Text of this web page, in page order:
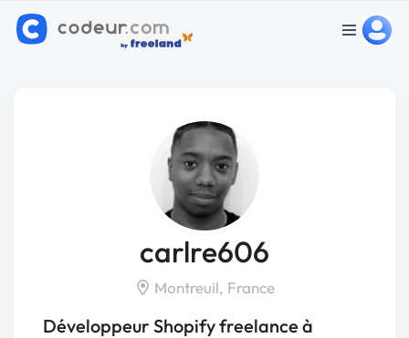
carlre606
Montreuil, France
Développeur Shopify freelance à